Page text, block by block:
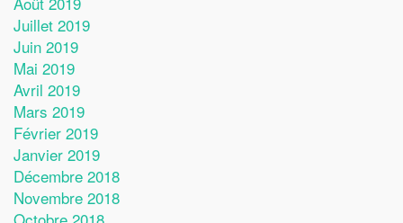
Juillet 2019
Juin 2019
Mai 2019
Avril 2019
Mars 2019
Février 2019
Janvier 2019
Décembre 2018
Novembre 2018